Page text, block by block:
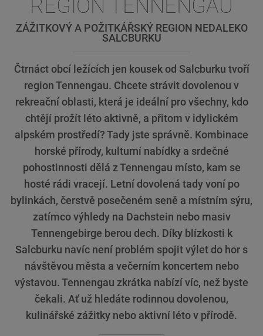
REGION TENNENGAU
ZÁŽITKOVÝ A POŽITKÁŘSKÝ REGION NEDALEKO
SALCBURKU
Čtrnáct obcí ležících jen kousek od Salcburku tvoří
region Tennengau. Chcete strávit dovolenou v
rekreační oblasti, která je ideální pro všechny, kdo
chtějí prožít léto aktivně, a přitom v idylickém
alpském prostředí? Tady jste správně. Kombinace
horské přírody, kulturní nabídky a srdečné
pohostinnosti dělá z Tennengau místo, kam se
hosté rádi vracejí. Letní dovolená tady voní po
bylinkách, čerstvě posečeném seně a místním sýru,
zatímco výhledy na Dachstein nebo masiv
Tennengebirge berou dech. Díky blízkosti k
Salcburku navíc není problém spojit výlet do hor s
návštěvou města a večerním koncertem nebo
výstavou. Tennengau zkrátka nabízí víc, než byste
čekali. Ať už hledáte rodinnou dovolenou,
kulinářské zážitky nebo aktivní léto v přírodě.